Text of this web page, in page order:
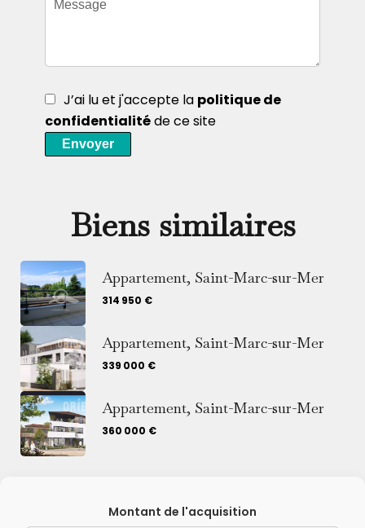
J’ai lu et j'accepte la politique de
confidentialitéde ce site
Envoyer
Biens similaires
Appartement, Saint-Marc-sur-Mer
314 950 €
Appartement, Saint-Marc-sur-Mer
339 000 €
Appartement, Saint-Marc-sur-Mer
360 000 €
Montant de l'acquisition